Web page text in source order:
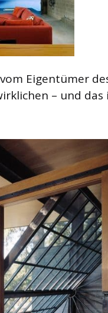
Eigentümer
– und